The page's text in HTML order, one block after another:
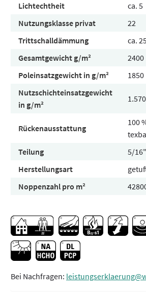
Lichtechtheit
ca. 5
Nutzungsklasse privat
22
Trittschalldämmung
ca.
Gesamtgewicht g/m²
2400
Poleinsatzgewicht in g/m²
1850
Nutzschichteinsatzgewicht
in g/m²
1.570
Rückenausstattung
100
Teilung
5/16"
Herstellungsart
Noppenzahl pro m²
Bei Nachfragen: